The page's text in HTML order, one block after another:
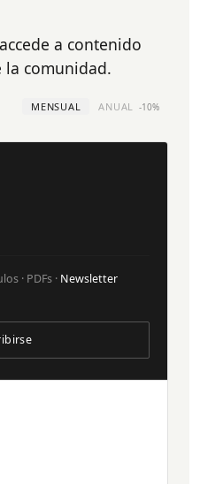
a contenido
la comunidad.
MENSUAL ANUAL -10%
· PDFs · Newsletter